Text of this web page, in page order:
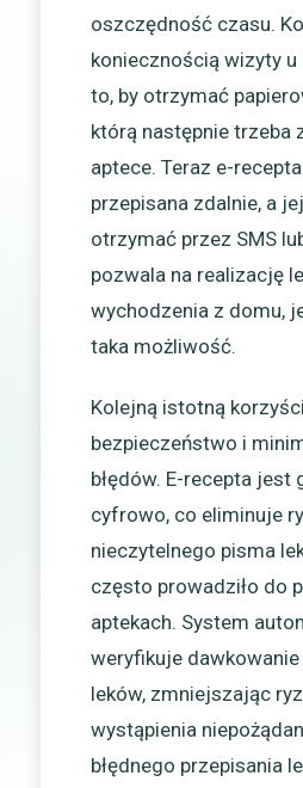
oszczędność czasu.
koniecznością wizyty u
to, by otrzymać
którą następnie trzeba
aptece. Teraz e-
przepisana zdalnie, a
otrzymać przez SMS
pozwala na realizację
wychodzenia z domu,
taka możliwość.
Kolejną istotną
bezpieczeństwo i
błędów. E-recepta jest
cyfrowo, co eliminuje
nieczytelnego pisma
często prowadziło do
aptekach. System
weryfikuje
leków, zmniejszając
wystąpienia
błędnego przepisania